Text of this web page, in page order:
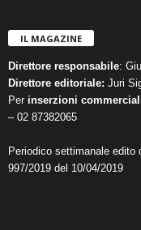
IL MAGAZINE
Direttore responsabile:
Direttore editoriale: Juri
Per inserzioni
– 02 87382065
Periodico settimanale edito
997/2019 del 10/04/2019